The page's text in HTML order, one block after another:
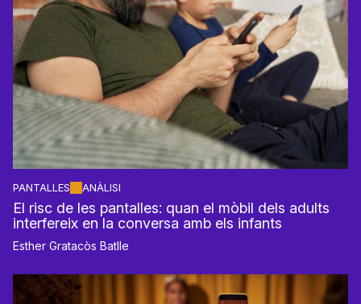
PANTALLES ANÀLISI
El risc de les pantalles: quan el mòbil dels adults
interfereix en la conversa amb els infants
Esther Gratacòs Batlle